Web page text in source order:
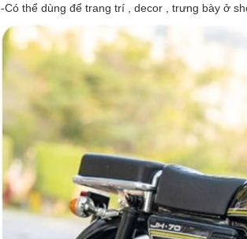
-Có thể dùng để trang trí , decor , trưng bày ở